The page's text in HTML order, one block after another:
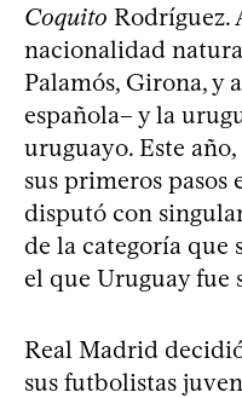
Coquito Rodríguez.
nacionalidad
Palamós, Girona, y
española– y la
uruguayo. Este
sus primeros
disputó con
de la categoría que
el que Uruguay fue
Real Madrid
sus futbolistas